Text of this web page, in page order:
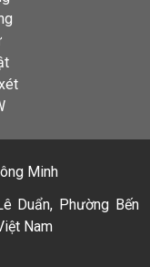
Minh
Duẩn, Phường Bến
Nam